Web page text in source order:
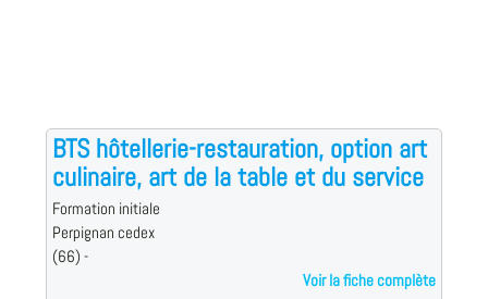
BTS hôtellerie-restauration, option art
culinaire, art de la table et du service
Formation initiale
Perpignan cedex
(66) -
Voir la fiche complète